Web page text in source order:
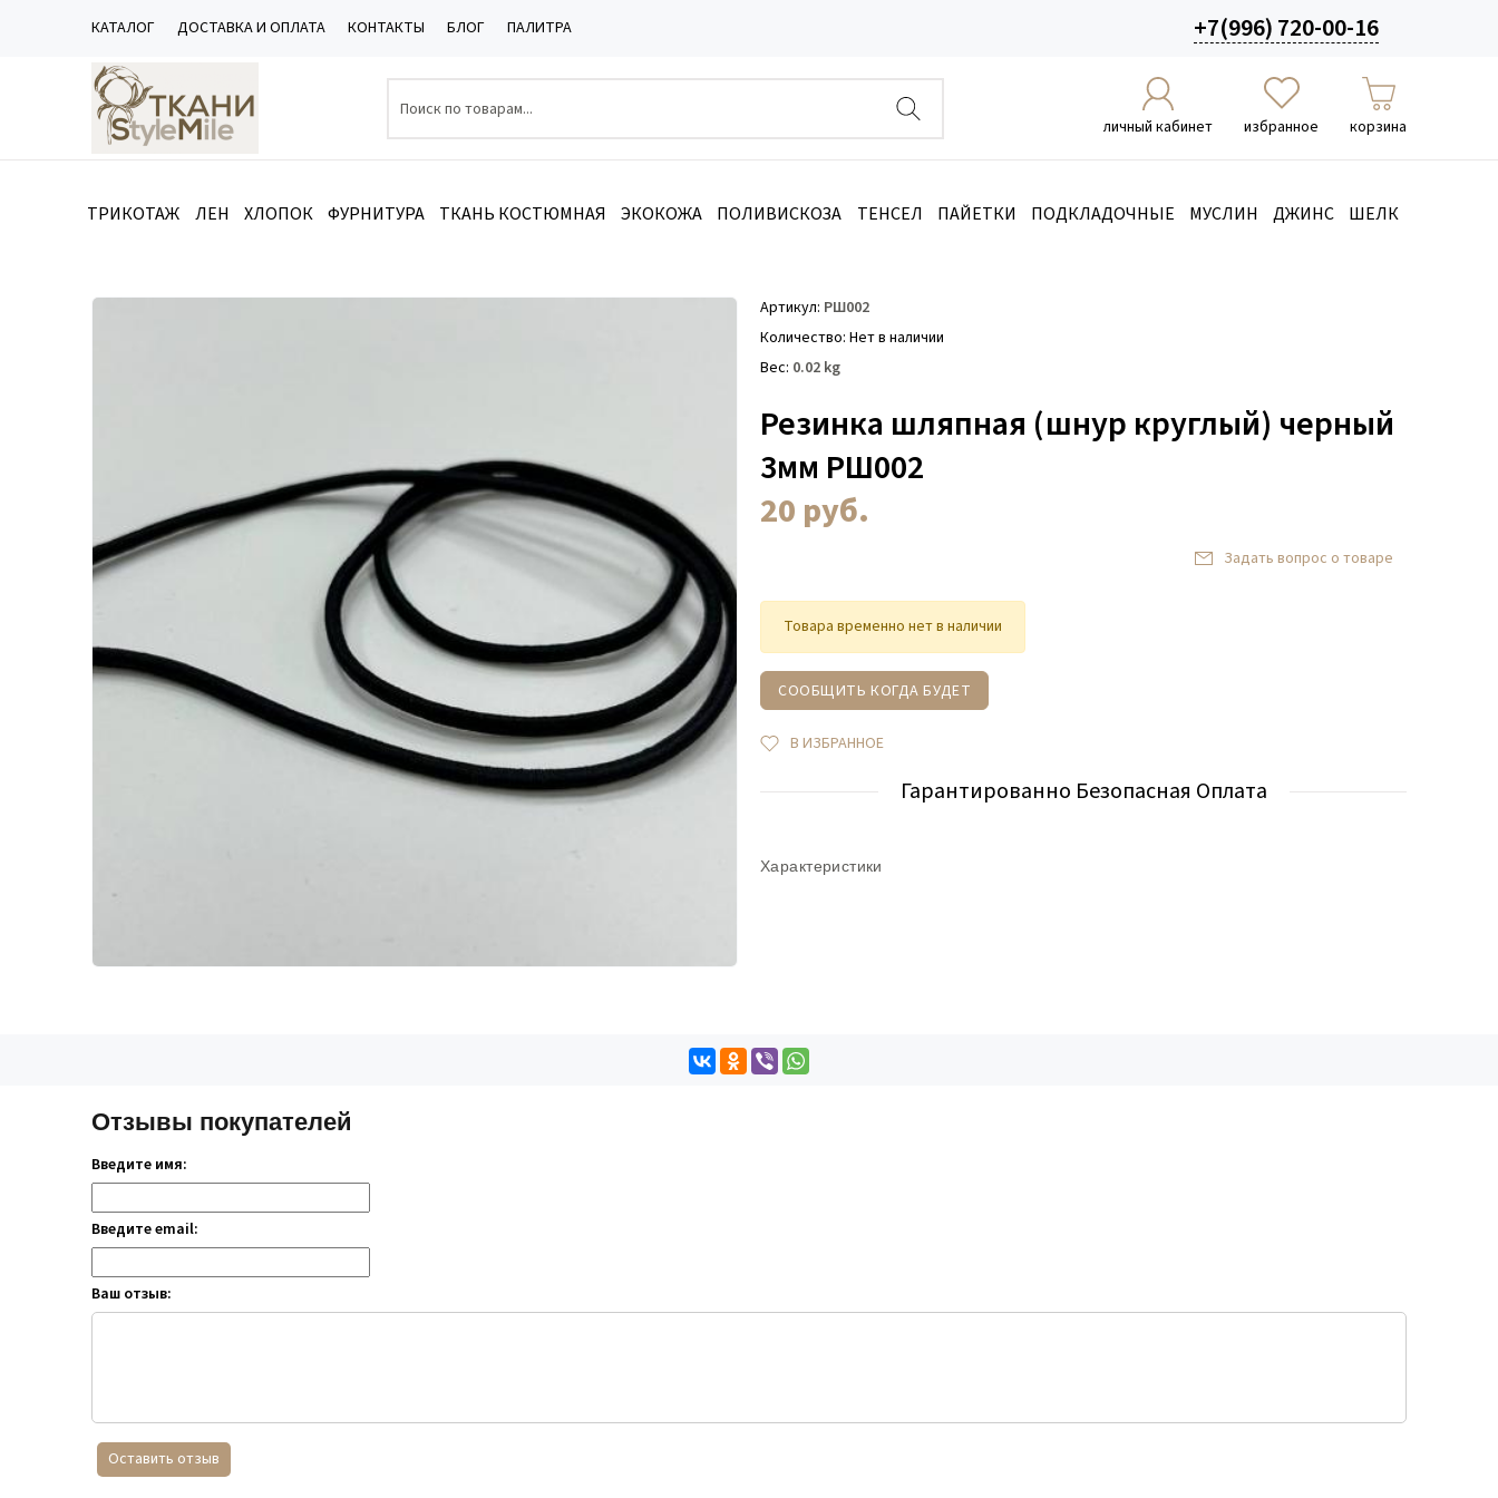
КАТАЛОГ ДОСТАВКА И ОПЛАТА КОНТАКТЫ БЛОГ ПАЛИТРА +7(996) 720-00-16
личный кабинет избранное корзина
ТРИКОТАЖ ЛЕН ХЛОПОК ФУРНИТУРА ТКАНЬ КОСТЮМНАЯ ЭКОКОЖА ПОЛИВИСКОЗА ТЕНСЕЛ ПАЙЕТКИ ПОДКЛАДОЧНЫЕ МУСЛИН ДЖИНС ШЕЛК
Артикул РШ002
Количество Нет в наличии
Вес 0.02 kg
Резинка шляпная (шнур круглый) черный
3мм РШ002
20 руб.
Задать вопрос о товаре
Товара временно нет в наличии
СООБЩИТЬ КОГДА БУДЕТ
В ИЗБРАННОЕ
Гарантированно Безопасная Оплата
Характеристики
Отзывы покупателей
Введите имя:
Введите email:
Ваш отзыв:
Оставить отзыв